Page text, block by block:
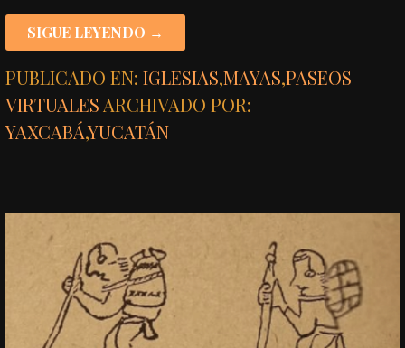
SIGUE LEYENDO →
PUBLICADO EN:IGLESIAS,MAYAS,PASEOS
VIRTUALES ARCHIVADO POR:
YAXCABÁ,YUCATÁN